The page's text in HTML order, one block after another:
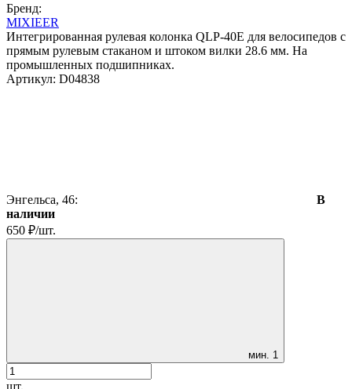
Бренд:
MIXIEER
Интегрированная рулевая колонка QLP-40E для велосипедов с
прямым рулевым стаканом и штоком вилки 28.6 мм. На
промышленных подшипниках.
Артикул: D04838
Энгельса, 46:
В
наличии
650 ₽/шт.
мин. 1
шт.